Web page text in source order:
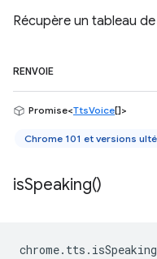
Récupère un tableau
RENVOIE
Promise<TtsVoice[]>
Chrome 101 et versions
isSpeaking()
chrome. tts . isSpeaking